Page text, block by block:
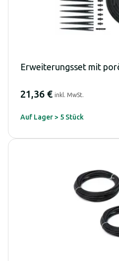
Erweiterungsset mit
21,36 € inkl. MwSt.
Auf Lager > 5 Stück